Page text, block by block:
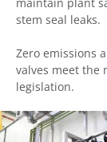
stem seal leaks.
Zero emissions
valves meet the
legislation.